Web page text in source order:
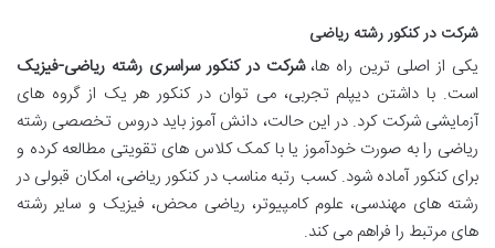
شرکت در کنکور رشته ریاضی
یکی از اصلی ترین راه ها،شرکت در کنکور سراسری رشته ریاضی-فیزیک
است. با داشتن دیپلم تجربی، می توان در کنکور هر یک از گروه های
آزمایشی شرکت کرد. در این حالت، دانش آموز باید دروس تخصصی رشته
ریاضی را به صورت خودآموز یا با کمک کلاس های تقویتی مطالعه کرده و
برای کنکور آماده شود. کسب رتبه مناسب در کنکور ریاضی، امکان قبولی در
رشته های مهندسی، علوم کامپیوتر، ریاضی محض، فیزیک و سایر رشته
های مرتبط را فراهم می کند.